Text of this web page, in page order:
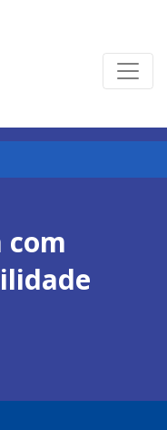
com